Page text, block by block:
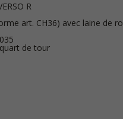
R
art. CH36) avec laine de
de tour